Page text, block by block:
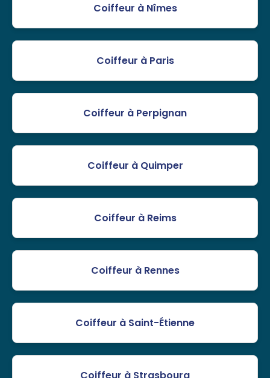
Coiffeur à Nîmes
Coiffeur à Paris
Coiffeur à Perpignan
Coiffeur à Quimper
Coiffeur à Reims
Coiffeur à Rennes
Coiffeur à Saint-Étienne
Coiffeur à Strasbourg